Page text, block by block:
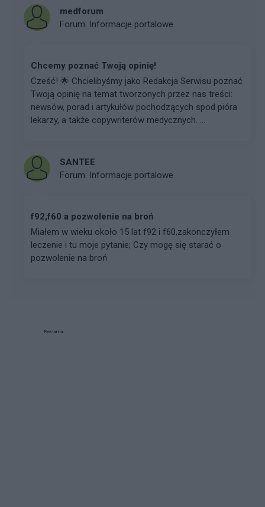
medforum
Forum: Informacje portalowe
Chcemy poznać Twoją opinię!
Cześć! 🌟 Chcielibyśmy jako Redakcja Serwisu poznać
Twoją opinię na temat tworzonych przez nas treści:
newsów, porad i artykułów pochodzących spod pióra
lekarzy, a także copywriterów medycznych. ...
SANTEE
Forum: Informacje portalowe
f92,f60 a pozwolenie na broń
Miałem w wieku około 15 lat f92 i f60,zakonczyłem
leczenie i tu moje pytanie; Czy mogę się starać o
pozwolenie na broń
Reklama: